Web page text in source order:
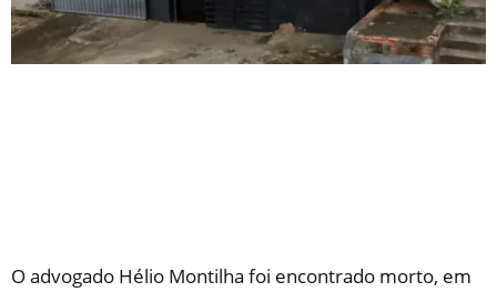
O advogado Hélio Montilha foi encontrado morto, em